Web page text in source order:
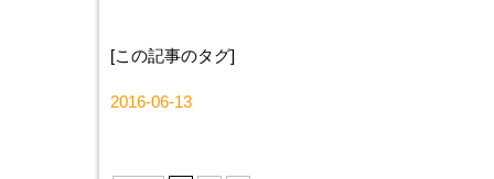
[この記事のタグ]
2016-06-13